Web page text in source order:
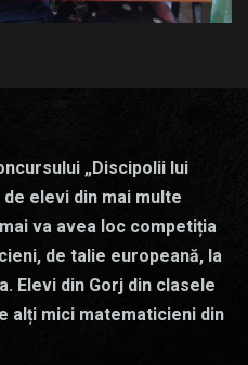
„Discipolii lui
elevi din mai multe
va avea loc competiția
de talie europeană, la
Elevi din Gorj din clasele
alți mici matematicieni din